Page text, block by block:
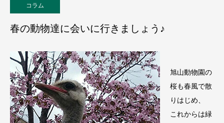
コラム
春の動物達に会いに行きましょう♪
旭山動物園の
桜も春風で散
りはじめ、
これからは緑